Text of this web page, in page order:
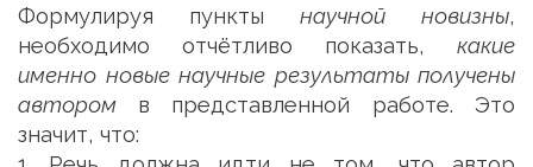
Формулируя пунктынаучной новизны,
необходимо отчётливо показать,какие
именно новые научные результаты получены
авторомв представленной работе. Это
значит, что: